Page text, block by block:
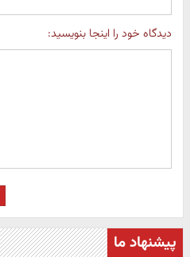
دیدگاه خود را اینجا بنویسید:
پیشنهاد ما